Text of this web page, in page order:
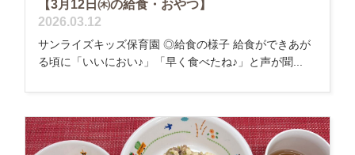
【3月12日㈭の給食・おやつ】
2026.03.12
サンライズキッズ保育園 ◎給食の様子 給食ができあが
る頃に「いいにおい♪」「早く食べたね♪」と声が聞...